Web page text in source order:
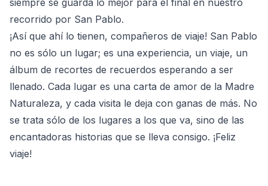
siempre se guarda lo mejor para el final en nuestro
recorrido por San Pablo.
¡Así que ahí lo tienen, compañeros de viaje! San Pablo
no es sólo un lugar; es una experiencia, un viaje, un
álbum de recortes de recuerdos esperando a ser
llenado. Cada lugar es una carta de amor de la Madre
Naturaleza, y cada visita le deja con ganas de más. No
se trata sólo de los lugares a los que va, sino de las
encantadoras historias que se lleva consigo. ¡Feliz
viaje!